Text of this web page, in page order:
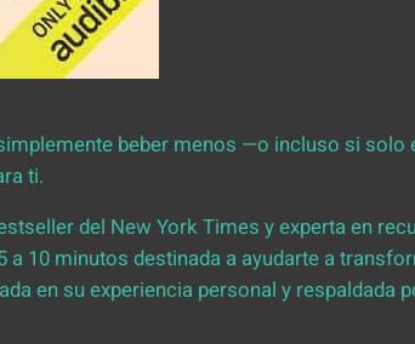
beber menos —o incluso si solo
ti.
del New York Times y experta en
a 10 minutos destinada a ayudarte a
en su experiencia personal y respaldada